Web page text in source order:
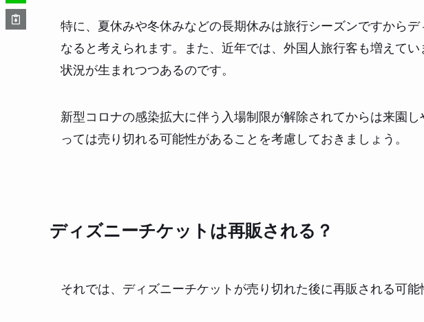
特に、夏休みや冬休みなどの長期休みは旅行シーズンですから
なると考えられます。また、近年では、外国人旅行客も増えて
状況が生まれつつあるのです。
新型コロナの感染拡大に伴う入場制限が解除されてからは来園
っては売り切れる可能性があることを考慮しておきましょう。
ディズニーチケットは再販される？
それでは、ディズニーチケットが売り切れた後に再販される可能